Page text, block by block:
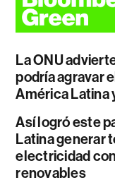
La ONU
podría agravar
América Latina
Así logró este
Latina generar
electricidad
renovables